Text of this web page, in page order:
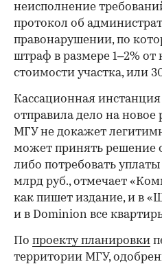
неисполнение
протокол об
правонарушении, по
штраф в размере 1–2% от
стоимости участка, или
Кассационная
отправила дело на новое
МГУ не докажет
может принять решение
либо потребовать
млрд руб., отмечает
как пишет издание, и в
и в Dominion все
По проекту планировки
территории МГУ,